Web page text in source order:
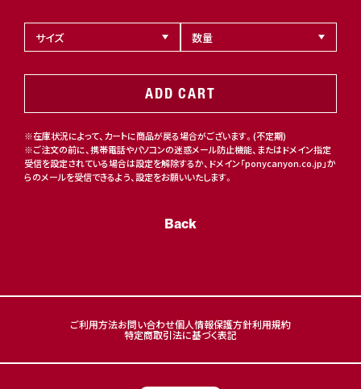
ADD CART
※在庫状況によって、カートに商品が戻る場合がございます。(不定期)
※ご注文の前に、携帯電話やパソコンの迷惑メール防止機能、またはドメイン指定
受信を設定されている場合は設定を解除するか、ドメイン「ponycanyon.co.jp」か
らのメールを受信できるよう、設定をお願いいたします。
Back
ご利用方法お問い合わせ個人情報保護方針利用規約
特定商取引法に基づく表記